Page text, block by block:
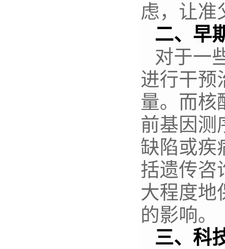
虑，让准
二、早
对于一
进行干预
量。而核
前基因测
缺陷或疾
括遗传咨
大程度地
的影响。
三、科